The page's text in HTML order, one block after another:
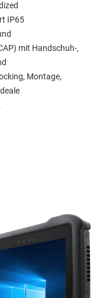
IP65
mit Handschuh-,
Montage,